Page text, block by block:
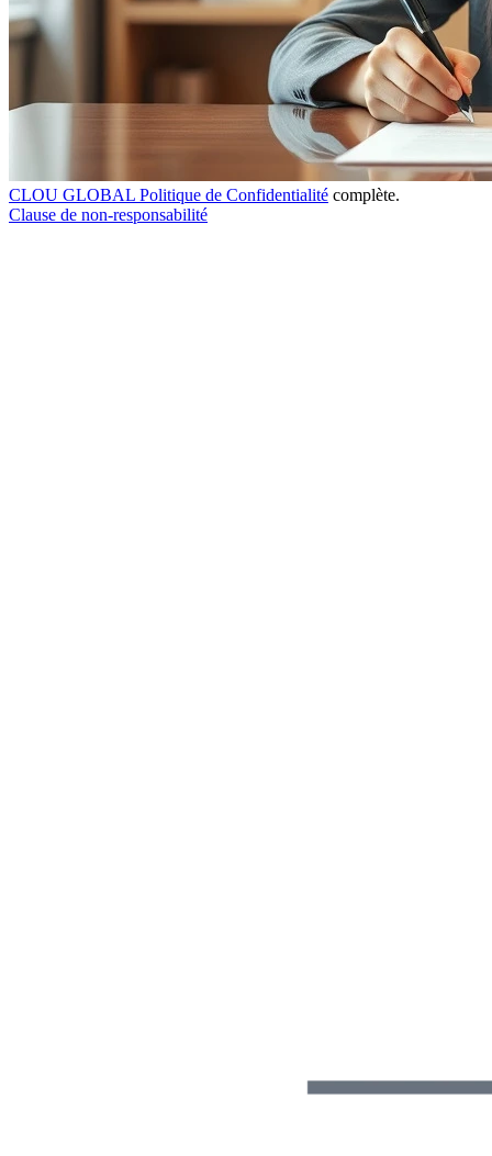
CLOU GLOBAL Politique de Confidentialité complète.
Clause de non-responsabilité